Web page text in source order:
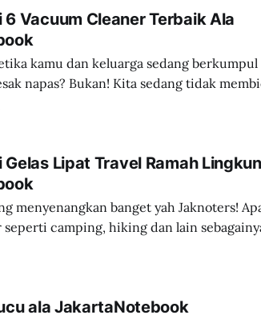
6 Vacuum Cleaner Terbaik Ala
kamu dan keluarga sedang
napas? Bukan! Kita sedang tidak
lain yang tidak terlihat, yang jarang
Gelas Lipat Travel Ramah
menyenangkan banget yah Jaknoters!
camping, hiking dan lain
udara gunung, dan juga tenangnya
perjalanan dengan
ala JakartaNotebook